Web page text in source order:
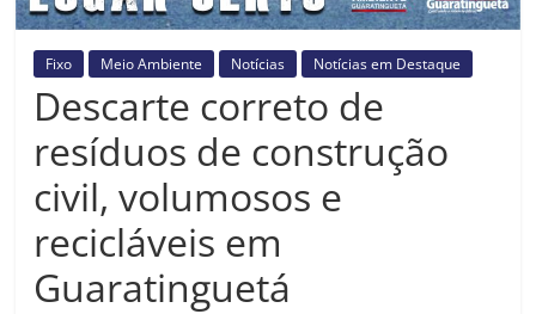
Fixo Meio Ambiente Notícias Notícias em Destaque
Descarte correto de
resíduos de construção
civil, volumosos e
recicláveis em
Guaratinguetá